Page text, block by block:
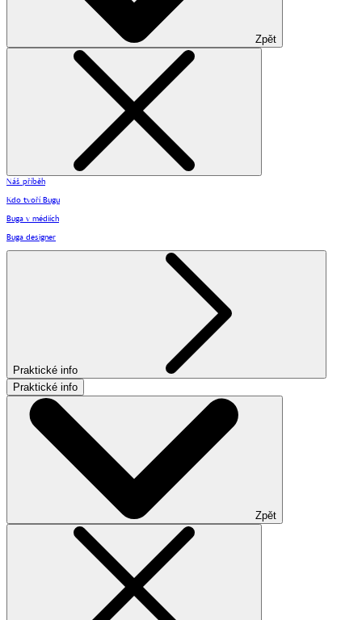
Zpět
Náš příběh
Kdo tvoří Bugu
Buga v médiích
Buga designer
Praktické info
Praktické info
Zpět